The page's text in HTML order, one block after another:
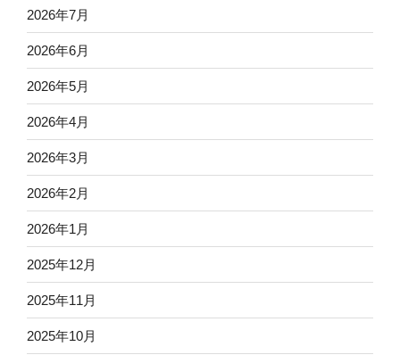
2026年7月
2026年6月
2026年5月
2026年4月
2026年3月
2026年2月
2026年1月
2025年12月
2025年11月
2025年10月